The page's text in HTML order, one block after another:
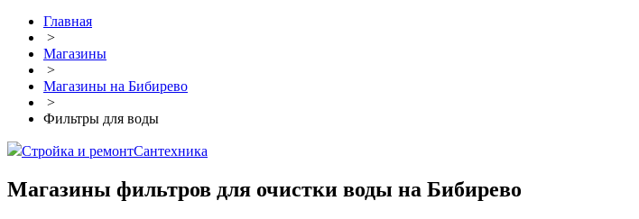
Главная
>
Магазины
>
Магазины на Бибирево
>
Фильтры для воды
Стройка и ремонтСантехника
Магазины фильтров для очистки воды на Бибирево